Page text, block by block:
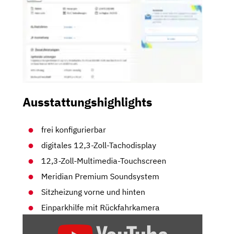
Ausstattungshighlights
frei konfigurierbar
digitales 12,3-Zoll-Tachodisplay
12,3-Zoll-Multimedia-Touchscreen
Meridian Premium Soundsystem
Sitzheizung vorne und hinten
Einparkhilfe mit Rückfahrkamera